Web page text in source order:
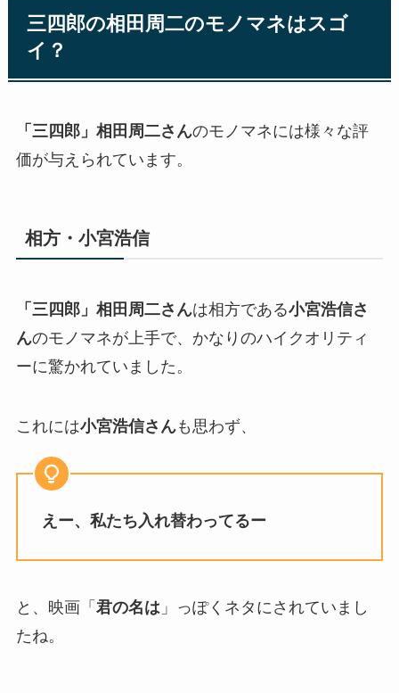
三四郎の相田周二のモノマネはスゴ
イ？
「三四郎」相田周二さんのモノマネには様々な評
価が与えられています。
相方・小宮浩信
「三四郎」相田周二さんは相方である小宮浩信さ
んのモノマネが上手で、かなりのハイクオリティ
ーに驚かれていました。
これには小宮浩信さんも思わず、
えー、私たち入れ替わってるー
と、映画「 君の名は 」っぽくネタにされていまし
たね。